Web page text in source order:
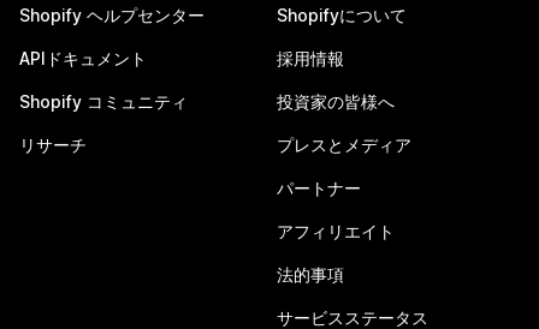
Shopify ヘルプセンター
APIドキュメント
Shopify コミュニティ
リサーチ
Shopifyについて
採用情報
投資家の皆様へ
プレスとメディア
パートナー
アフィリエイト
法的事項
サービスステータス